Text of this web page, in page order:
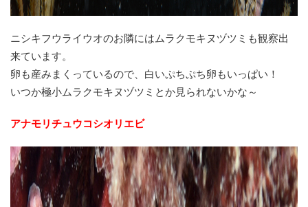
ニシキフウライウオのお隣にはムラクモキヌヅツミも観察出
来ています。
卵も産みまくっているので、白いぷちぷち卵もいっぱい！
いつか極小ムラクモキヌヅツミとか見られないかな～
アナモリチュウコシオリエビ